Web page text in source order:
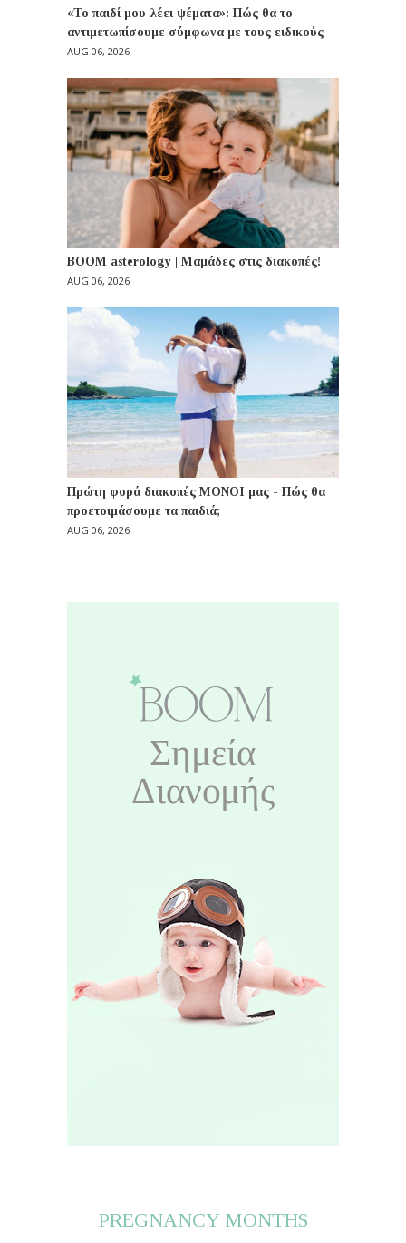
«Το παιδί μου λέει ψέματα»: Πώς θα το
αντιμετωπίσουμε σύμφωνα με τους ειδικούς
AUG 06, 2026
BOOM asterology | Μαμάδες στις διακοπές!
AUG 06, 2026
Πρώτη φορά διακοπές ΜΟΝΟΙ μας - Πώς θα
προετοιμάσουμε τα παιδιά;
AUG 06, 2026
PREGNANCY MONTHS